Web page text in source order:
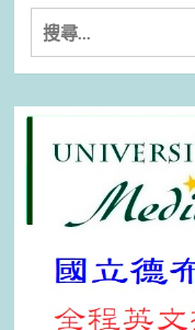
搜
尋
關
鍵